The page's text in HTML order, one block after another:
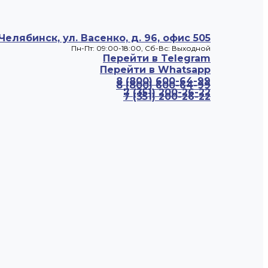
8 (800) 600-64-99
7 (351) 200-26-22
ул. Васенко, д. 96, офис 505
Пн-Пт: 09:00-18:00, Cб-Вс: Выходной
Перейти в Telegram
Перейти в Whatsapp
8 (800) 600-64-99
7 (351) 200-26-22